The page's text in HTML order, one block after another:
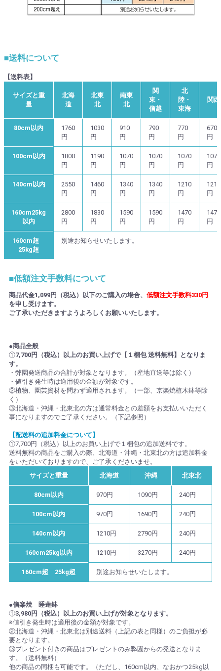
■送料について
【送料表】
サイズと重
量
北海
道
北東
北
南東
北
関
東・
信越
北
陸・
東海
関西
80cm以内
1760
円
1030
円
910
円
790
円
770
円
670
円
100cm以内
1800
円
1190
円
1070
円
1070
円
1070
円
1070
円
140cm以内
2550
円
1460
円
1340
円
1340
円
1210
円
1210
円
160cm25kg
以内
2800
円
1830
円
1590
円
1590
円
1470
円
1470
円
160cm超
25kg超
別途お知らせいたします。
■低額注文手数料について
商品代金1,099円（税込）以下のご購入の場合、 低額注文手数料330円
を申し受けます。
ご了承いただきますようよろしくお願いいたします。
●商品全般
①7,700円（税込）以上のお買い上げで【１梱包 送料無料】となりま
す。
・弊園発送商品の合計が対象となります。（産地直送等は除く）
・値引き発生時は適用後の金額が対象です。
②植物、園芸資材を問わず適用されます。（一部、京楽焼植木鉢等除
く）
③北海道・沖縄・北東北の方は通常料金との差額をお支払いいただく
事になりますのでご了承ください。（下記参照）
【配送料の追加料金について】
①7,700円（税込）以上のお買い上げで１梱包の追加送料です。
送料無料の商品をご購入の際、北海道・沖縄・北東北の方は追加料金
をいただいておりますので、ご了承くださいませ。
サイズと重量
北海道 沖縄 北東北
80cm以内 970円 1090円 240円
100cm以内 970円 1690円 240円
140cm以内 1210円 2790円 240円
160cm25kg以内 1210円 3270円 240円
160cm超 25kg超 別途お知らせいたします。
●信楽焼 睡蓮鉢
①3,980円（税込）以上のお買い上げが対象となります。
※値引き発生時は適用後の金額が対象です。
②北海道・沖縄・北東北は別途送料（上記の表と同様）のご負担が必
要となります。
③プレゼント付きの商品はプレゼントのみ弊園からの発送となりま
す。（送料無料）
他の商品の同梱も可能です。（ただし、160cm以内、なおかつ25kg以